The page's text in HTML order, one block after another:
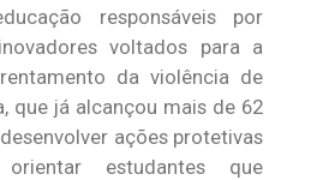
responsáveis por
voltados para a
da violência de
que já alcançou mais de 62
ações protetivas
estudantes que